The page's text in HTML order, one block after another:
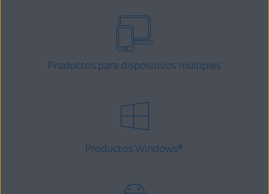
Productos para dispositivos múltiples
Productos Windows®